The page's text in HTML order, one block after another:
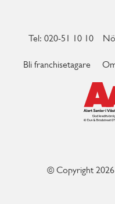
Tel: 020-51 10 10
Bli franchisetagare
© Copyright